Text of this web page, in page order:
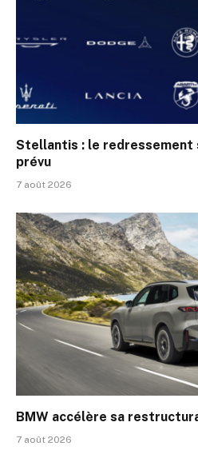
Stellantis : le redressement
prévu
7 août 2026
BMW accélère sa
7 août 2026